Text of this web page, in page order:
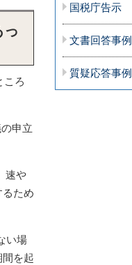
ころ
申立
速や
ため
い場
を起
国税庁告示
文書回答事例
質疑応答事例